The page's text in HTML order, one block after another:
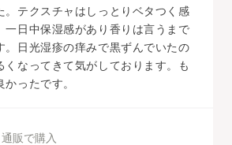
。テクスチャはしっとりベタつく感
一日中保湿感があり香りは言うまで
。日光湿疹の痒みで黒ずんでいたの
くなってきて気がしております。も
ったです。
販で購入